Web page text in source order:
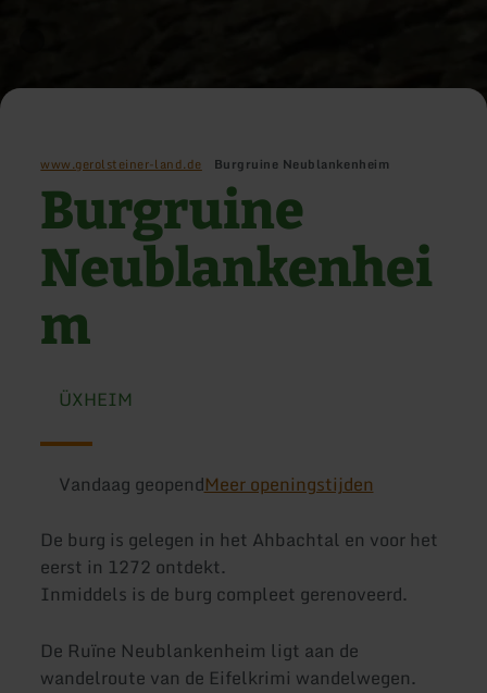
www.gerolsteiner-land.de Burgruine Neublankenheim
Burgruine
Neublankenhei
m
ÜXHEIM
Vandaag geopendMeer openingstijden
De burg is gelegen in het Ahbachtal en voor het
eerst in 1272 ontdekt.
Inmiddels is de burg compleet gerenoveerd.
De Ruïne Neublankenheim ligt aan de
wandelroute van de Eifelkrimi wandelwegen.